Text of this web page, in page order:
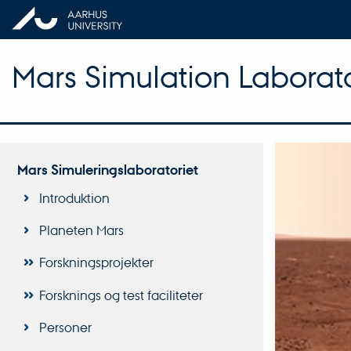
Mars Simulation
Mars Simuleringslaboratoriet
Introduktion
Planeten Mars
Forskningsprojekter
Forsknings og test faciliteter
Personer